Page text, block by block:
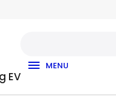
EV
MENU